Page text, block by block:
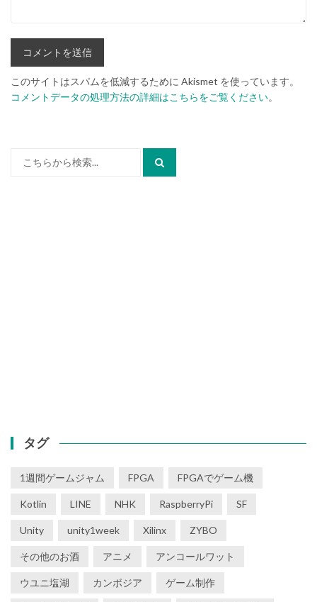
このサイトはスパムを低減するために Akismet を使っています。
コメントデータの処理方法の詳細はこちらをご覧ください。
タグ
1週間ゲームジャム FPGA FPGAでゲーム機
Kotlin LINE NHK RaspberryPi SF
Unity unity1week Xilinx ZYBO
その他のお酒 アニメ アンコールワット
ウユニ塩湖 カンボジア ゲーム制作